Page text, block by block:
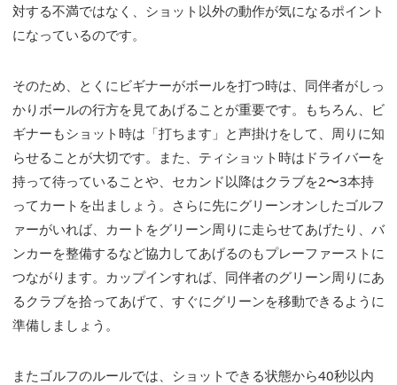
対する不満ではなく、ショット以外の動作が気になるポイント
になっているのです。
そのため、とくにビギナーがボールを打つ時は、同伴者がしっ
かりボールの行方を見てあげることが重要です。もちろん、ビ
ギナーもショット時は「打ちます」と声掛けをして、周りに知
らせることが大切です。また、ティショット時はドライバーを
持って待っていることや、セカンド以降はクラブを2〜3本持
ってカートを出ましょう。さらに先にグリーンオンしたゴルフ
ァーがいれば、カートをグリーン周りに走らせてあげたり、バ
ンカーを整備するなど協力してあげるのもプレーファーストに
つながります。カップインすれば、同伴者のグリーン周りにあ
るクラブを拾ってあげて、すぐにグリーンを移動できるように
準備しましょう。
またゴルフのルールでは、ショットできる状態から40秒以内